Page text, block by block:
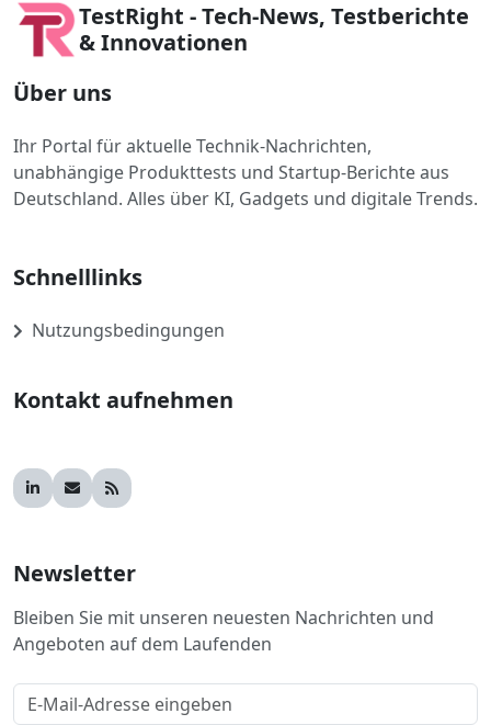
TestRight - Tech-News, Testberichte
& Innovationen
Über uns
Ihr Portal für aktuelle Technik-Nachrichten,
unabhängige Produkttests und Startup-Berichte aus
Deutschland. Alles über KI, Gadgets und digitale Trends.
Schnelllinks
Nutzungsbedingungen
Kontakt aufnehmen
Newsletter
Bleiben Sie mit unseren neuesten Nachrichten und
Angeboten auf dem Laufenden